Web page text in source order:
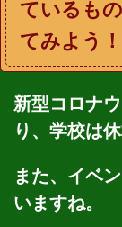
ているも
てみよう！
新型コロナ
り、学校は休
また、イベ
いますね。